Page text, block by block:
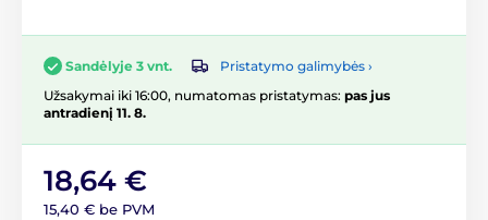
Sandėlyje 3 vnt.
Pristatymo galimybės ›
Užsakymai iki 16:00, numatomas pristatymas: pas jus
antradienį 11. 8.
18,64 €
15,40 € be PVM